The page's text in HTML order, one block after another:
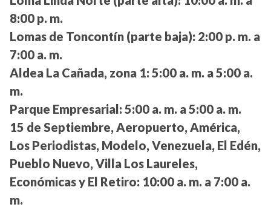
8:00 p. m.
Lomas de Toncontín (parte baja): 2:00 p. m. a
7:00 a. m.
Aldea La Cañada, zona 1: 5:00 a. m. a 5:00 a.
m.
Parque Empresarial: 5:00 a. m. a 5:00 a. m.
15 de Septiembre, Aeropuerto, América,
Los Periodistas, Modelo, Venezuela, El Edén,
Pueblo Nuevo, Villa Los Laureles,
Económicas y El Retiro: 10:00 a. m. a 7:00 a.
m.